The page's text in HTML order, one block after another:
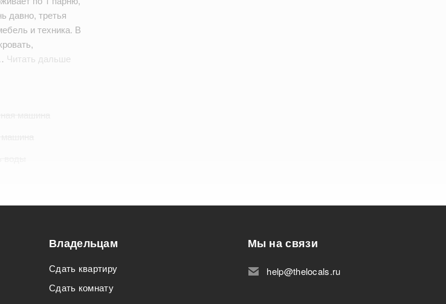
давно, третья
и техника. В
Читать дальше
мероприятийВладельцам
Сдать квартиру
Сдать комнату
Мы на связи
help@thelocals.ru